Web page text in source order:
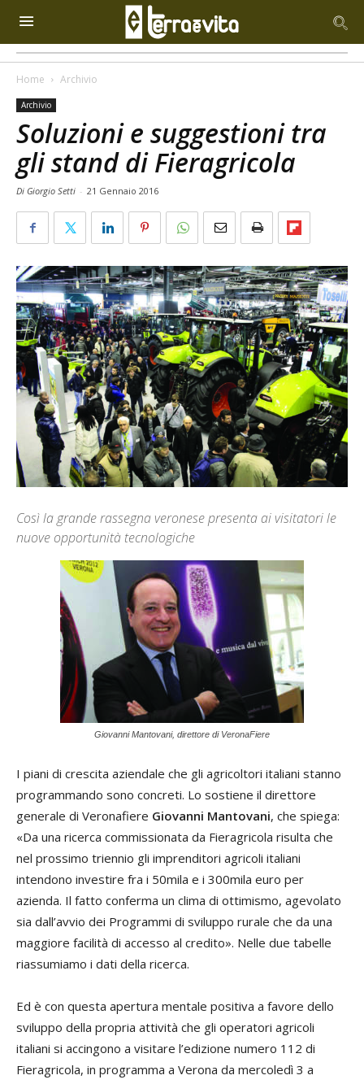
Home Archivio
Archivio
Soluzioni e suggestioni tra
gli stand di Fieragricola
Di Giorgio Setti - 21 Gennaio 2016
Così la grande rassegna veronese presenta ai visitatori le
nuove opportunità tecnologiche
Giovanni Mantovani, direttore di VeronaFiere
I piani di crescita aziendale che gli agricoltori italiani stanno
programmando sono concreti. Lo sostiene il direttore
generale di Veronafiere Giovanni Mantovani, che spiega:
«Da una ricerca commissionata da Fieragricola risulta che
nel prossimo triennio gli imprenditori agricoli italiani
intendono investire fra i 50mila e i 300mila euro per
azienda. Il fatto conferma un clima di ottimismo, agevolato
sia dall’avvio dei Programmi di sviluppo rurale che da una
maggiore facilità di accesso al credito». Nelle due tabelle
riassumiamo i dati della ricerca.
Ed è con questa apertura mentale positiva a favore dello
sviluppo della propria attività che gli operatori agricoli
italiani si accingono a visitare l’edizione numero 112 di
Fieragricola, in programma a Verona da mercoledì 3 a